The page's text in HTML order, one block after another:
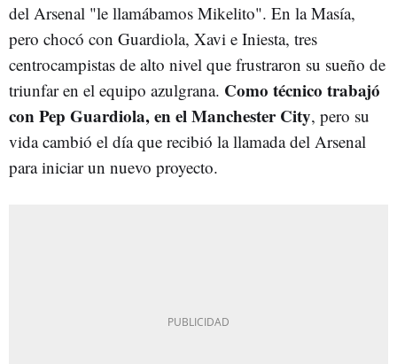
del Arsenal "le llamábamos Mikelito". En la Masía,
pero chocó con Guardiola, Xavi e Iniesta, tres
centrocampistas de alto nivel que frustraron su sueño de
triunfar en el equipo azulgrana. Como técnico trabajó
con Pep Guardiola, en el Manchester City, pero su
vida cambió el día que recibió la llamada del Arsenal
para iniciar un nuevo proyecto.